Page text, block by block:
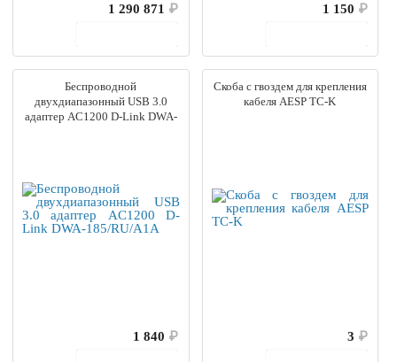
1 290 871 ₽
1 150 ₽
Беспроводной
двухдиапазонный USB 3.0
адаптер AC1200 D-Link DWA-
1 840 ₽
Скоба с гвоздем для крепления
кабеля AESP TC-K
3 ₽